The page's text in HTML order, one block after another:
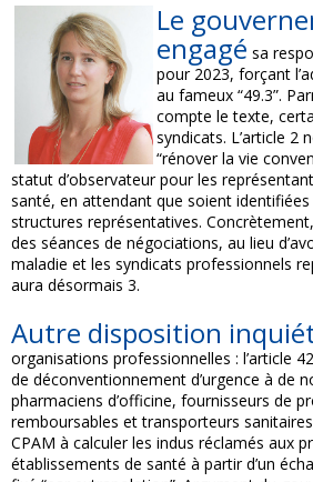
Le
engagé sa
pour 2023, forçant
au fameux “49.3”.
compte le texte,
syndicats. L’article 2
“rénover la vie
statut d’observateur pour les
santé, en attendant que soient
structures représentatives.
des séances de négociations, au lieu
maladie et les syndicats professionnels
aura désormais 3.
Autre disposition
organisations professionnelles : l’article
de déconventionnement d’urgence à de
pharmaciens d’officine, fournisseurs de
remboursables et transporteurs
CPAM à calculer les indus réclamés aux
établissements de santé à partir d’un